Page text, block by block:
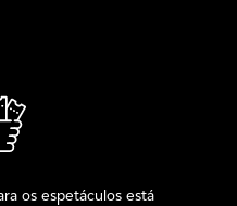
os espetáculos está